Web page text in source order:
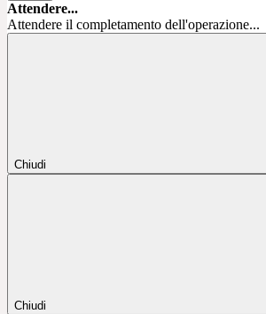
Attendere...
Attendere il completamento dell'operazione...
Chiudi
Chiudi